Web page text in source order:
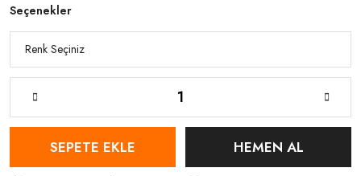
Seçenekler
SEPETE EKLE HEMEN AL